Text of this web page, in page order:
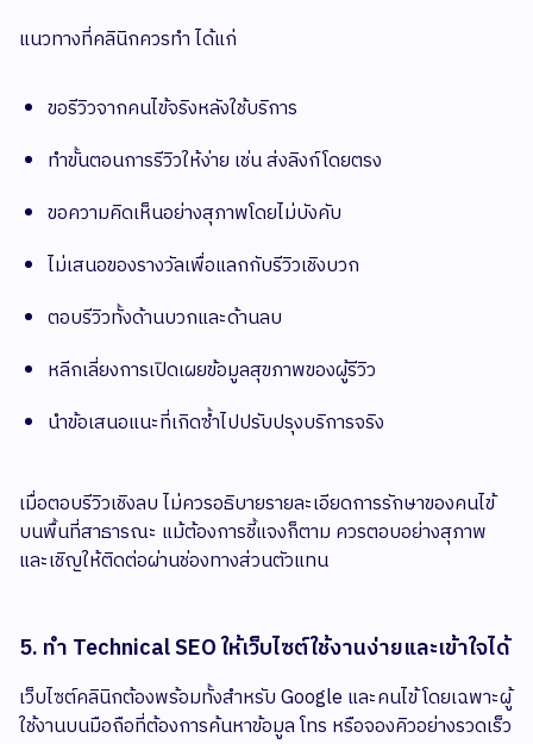
แนวทางที่คลินิกควรทำ ได้แก่
ขอรีวิวจากคนไข้จริงหลังใช้บริการ
ทำขั้นตอนการรีวิวให้ง่าย เช่น ส่งลิงก์โดยตรง
ขอความคิดเห็นอย่างสุภาพโดยไม่บังคับ
ไม่เสนอของรางวัลเพื่อแลกกับรีวิวเชิงบวก
ตอบรีวิวทั้งด้านบวกและด้านลบ
หลีกเลี่ยงการเปิดเผยข้อมูลสุขภาพของผู้รีวิว
นำข้อเสนอแนะที่เกิดซ้ำไปปรับปรุงบริการจริง
เมื่อตอบรีวิวเชิงลบ ไม่ควรอธิบายรายละเอียดการรักษาของคนไข้
บนพื้นที่สาธารณะ แม้ต้องการชี้แจงก็ตาม ควรตอบอย่างสุภาพ
และเชิญให้ติดต่อผ่านช่องทางส่วนตัวแทน
5. ทำ Technical SEO ให้เว็บไซต์ใช้งานง่ายและเข้าใจได้
เว็บไซต์คลินิกต้องพร้อมทั้งสำหรับ Google และคนไข้ โดยเฉพาะผู้
ใช้งานบนมือถือที่ต้องการค้นหาข้อมูล โทร หรือจองคิวอย่างรวดเร็ว